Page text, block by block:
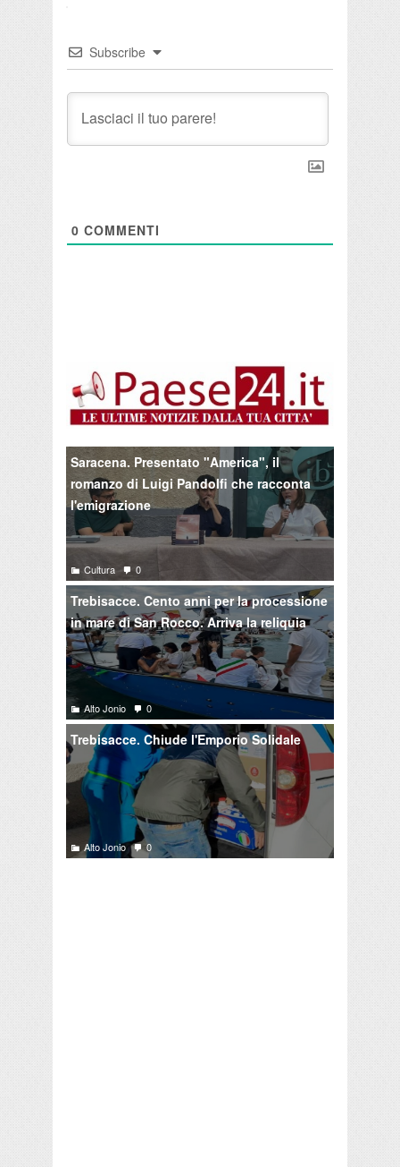
Subscribe
0 COMMENTI
Saracena. Presentato "America", il
romanzo di Luigi Pandolfi che racconta
l'emigrazione
Cultura 0
Trebisacce. Cento anni per la processione
in mare di San Rocco. Arriva la reliquia
Alto Jonio 0
Trebisacce. Chiude l'Emporio Solidale
Alto Jonio 0